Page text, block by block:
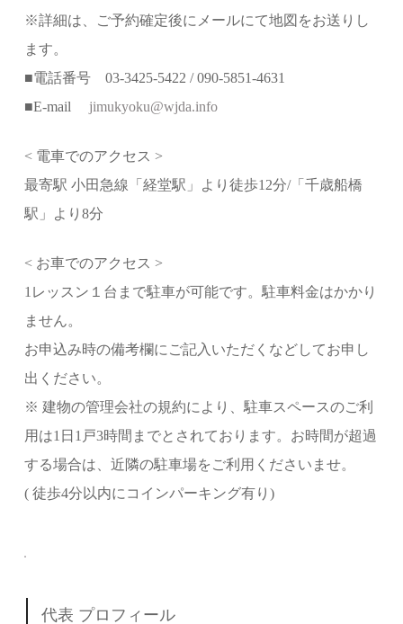
※詳細は、ご予約確定後にメールにて地図をお送りし
ます。
■電話番号 03-3425‐5422 / 090-5851-4631
■E-mail jimukyoku@wjda.info
< 電車でのアクセス >
最寄駅 小田急線「経堂駅」より徒歩12分/「千歳船橋
駅」より8分
< お車でのアクセス >
1レッスン１台まで駐車が可能です。駐車料金はかかり
ません。
お申込み時の備考欄にご記入いただくなどしてお申し
出ください。
※ 建物の管理会社の規約により、駐車スペースのご利
用は1日1戸3時間までとされております。お時間が超過
する場合は、近隣の駐車場をご利用くださいませ。
( 徒歩4分以内にコインパーキング有り)
代表 プロフィール